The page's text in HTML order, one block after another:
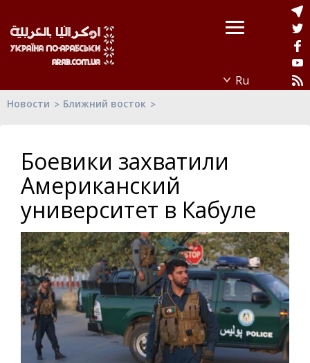
Новости Ближний восток
Боевики захватили
Американский
университет в Кабуле